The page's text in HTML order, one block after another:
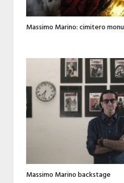
Massimo Marino: cimitero
Massimo Marino backstage